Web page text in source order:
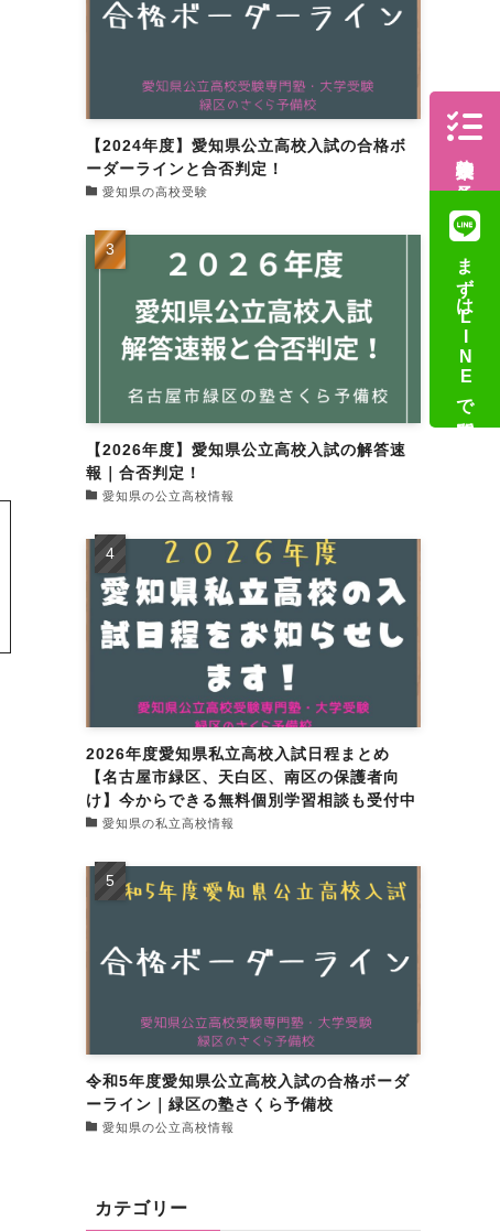
【2024年度】愛知県公立高校入試の合格ボ
ーダーラインと合否判定！
愛知県の高校受験
【2026年度】愛知県公立高校入試の解答速
報｜合否判定！
愛知県の公立高校情報
2026年度愛知県私立高校入試日程まとめ
【名古屋市緑区、天白区、南区の保護者向
け】今からできる無料個別学習相談も受付中
愛知県の私立高校情報
令和5年度愛知県公立高校入試の合格ボーダ
ーライン｜緑区の塾さくら予備校
愛知県の公立高校情報
カテゴリー
体験授業の予約
まずはLINEで質問